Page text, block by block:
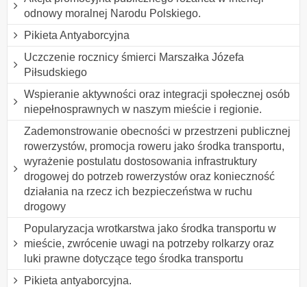
odnowy moralnej Narodu Polskiego.
Pikieta Antyaborcyjna
Uczczenie rocznicy śmierci Marszałka Józefa
Piłsudskiego
Wspieranie aktywności oraz integracji społecznej osób
niepełnosprawnych w naszym mieście i regionie.
Zademonstrowanie obecności w przestrzeni publicznej
rowerzystów, promocja roweru jako środka transportu,
wyrażenie postulatu dostosowania infrastruktury
drogowej do potrzeb rowerzystów oraz konieczność
działania na rzecz ich bezpieczeństwa w ruchu
drogowy
Popularyzacja wrotkarstwa jako środka transportu w
mieście, zwrócenie uwagi na potrzeby rolkarzy oraz
luki prawne dotyczące tego środka transportu
Pikieta antyaborcyjna.